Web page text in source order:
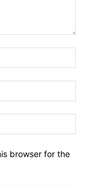
browser for the